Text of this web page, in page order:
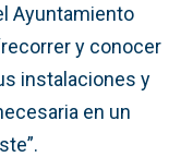
Ayuntamiento
y conocer
instalaciones y
en un